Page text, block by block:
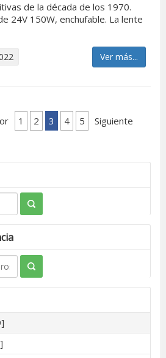
de la década de los 1970.
24V 150W, enchufable. La lente
Ver más...
1 2 3 4 5 Siguiente